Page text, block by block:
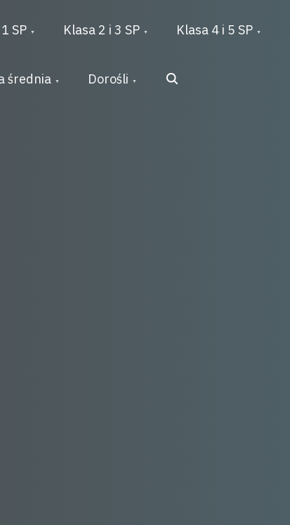
SP Klasa 2 i 3 SP Klasa 4 i 5 SP
średnia Dorośli Search